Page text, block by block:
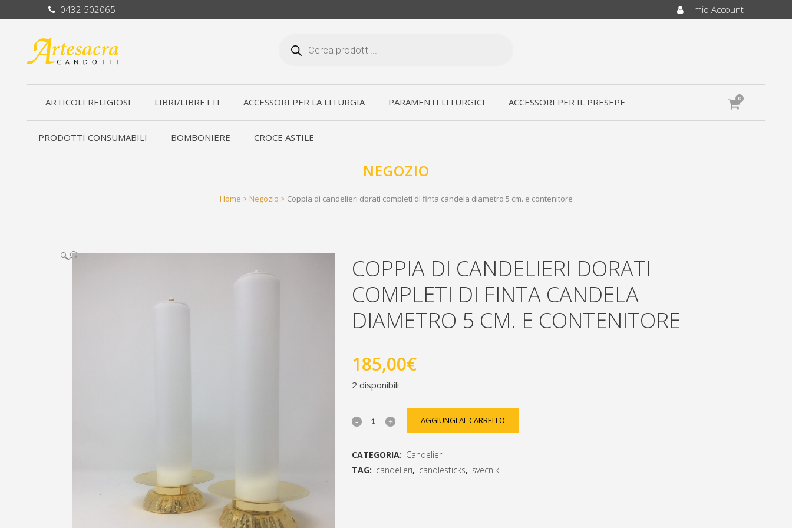
0432 502065 Il mio Account
search
ARTICOLI RELIGIOSI LIBRI/LIBRETTI ACCESSORI PER LA LITURGIA PARAMENTI LITURGICI ACCESSORI PER IL PRESEPE
PRODOTTI CONSUMABILI BOMBONIERE CROCE ASTILE
0
NEGOZIO
Home > Negozio > Coppia di candelieri dorati completi di finta candela diametro 5 cm. e contenitore
🔍
COPPIA DI CANDELIERI DORATI
COMPLETI DI FINTA CANDELA
DIAMETRO 5 CM. E CONTENITORE
185,00€
2 disponibili
Coppia
AGGIUNGI AL CARRELLO
CATEGORIA: Candelieri
TAG: candelieri, candlesticks, svecniki